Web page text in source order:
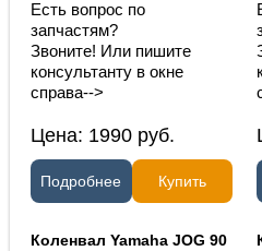
Есть вопрос по
запчастям?
Звоните! Или пишите
консультанту в окне
справа-->
Цена: 1990 руб.
Подробнее Купить
Коленвал Yamaha JOG 90